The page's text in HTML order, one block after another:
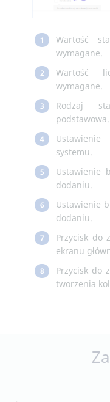
1
Wartość
wymagane.
2
Wartość
wymagane.
3
Rodzaj
podstawowa.
4
systemu.
5
Ustawienie
dodaniu.
6
Ustawienie
dodaniu.
7
Przycisk do
ekranu
8
Przycisk do
tworzenia